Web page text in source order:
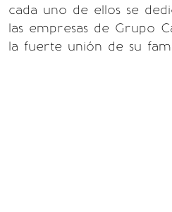
cada uno de ellos se
las empresas de Grupo
la fuerte unión de su